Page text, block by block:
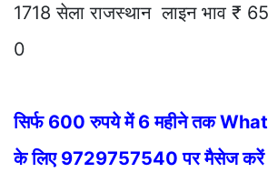
1718 सेला राजस्थान लाइन भाव ₹
0
सिर्फ 600 रुपये में 6 महीने तक
के लिए 9729757540 पर मैसेज करें